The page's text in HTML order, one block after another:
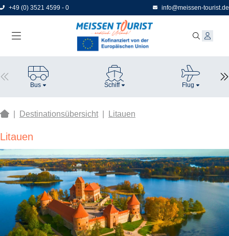
Direkt
zum
+49 (0) 3521 4599 - 0 info@meissen-tourist.de
Bus Schiff Flug
Destinationsübersicht Litauen
Litauen